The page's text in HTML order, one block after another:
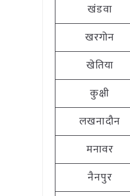
खंडवा
खरगोन
खेतिया
कुक्षी
लखनादौन
मनावर
नैनपुर